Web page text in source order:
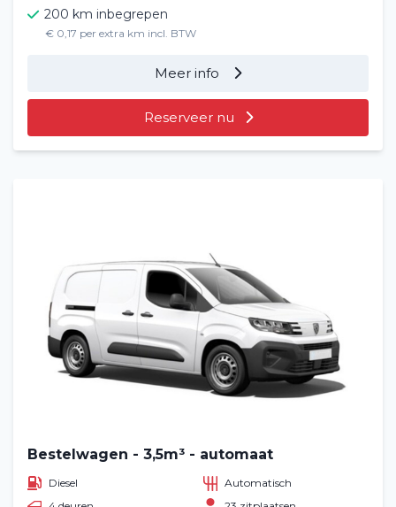
200 km inbegrepen
€ 0,17 per extra km incl. BTW
Meer info
Reserveer nu
Bestelwagen - 3,5m³ - automaat
Diesel
Automatisch